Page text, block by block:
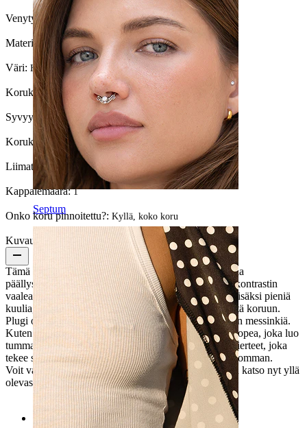
Septum
Venytyksen halkaisija: 6 mm.
Materiaali: Kirurginteräs / Messinki
Väri: Hopea / Musta
Korukiven väri: Vaaleanpunainen
Syvyys: 15 mm.
Korukiven tyyppi: Kuutiollinen zirkonia
Liimattu?: Kyllä
Kappalemäärä:1
Onko koru pinnoitettu?: Kyllä, koko koru
Kuvaus
Tämä plugin etuosa on päällystetty antiikkisen hopealla
päällysteellä. Siitä tulee tumma väri, joka luo vahvan kontrastin
vaaleanpunaiselle jalokivelle. Jalokiven ympärillä on lisäksi pieniä
kuulia, jotka luovat mielenkiintoisen kuvion ja syvyyttä koruun.
Plugi on valmistettu kirurginteräksestä ja sen koriste on messinkiä.
Kuten edellä mainittiin, plugin etuosa on antiikkisen hopea, joka luo
tummat alueet, muuten koru on kiiltävä. Plugissa on kierteet, joka
tekee sen asettamisen venytykseen huomattavasti helpomman.
Voit valita omasi useasta koosta 6-25 mm väliltä, joten katso nyt yllä
olevasta valikosta kaikki saatavilla olevat koot.
Kategoriat